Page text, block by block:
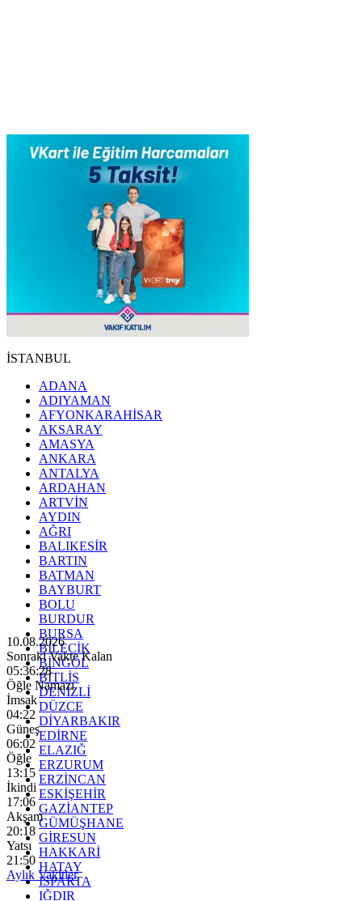
İSTANBUL
ADANA
ADIYAMAN
AFYONKARAHİSAR
AKSARAY
AMASYA
ANKARA
ANTALYA
ARDAHAN
ARTVİN
AYDIN
AĞRI
BALIKESİR
BARTIN
BATMAN
BAYBURT
BOLU
BURDUR
BURSA
BİLECİK
BİNGÖL
BİTLİS
DENİZLİ
DÜZCE
DİYARBAKIR
EDİRNE
ELAZIĞ
ERZURUM
ERZİNCAN
ESKİŞEHİR
GAZİANTEP
GÜMÜŞHANE
GİRESUN
HAKKARİ
HATAY
ISPARTA
IĞDIR
10.08.2026
Sonraki Vakte Kalan
05:36:26
Öğle Namazı
İmsak
04:22
Güneş
06:02
Öğle
13:15
İkindi
17:06
Akşam
20:18
Yatsı
21:50
Aylık Vakitler